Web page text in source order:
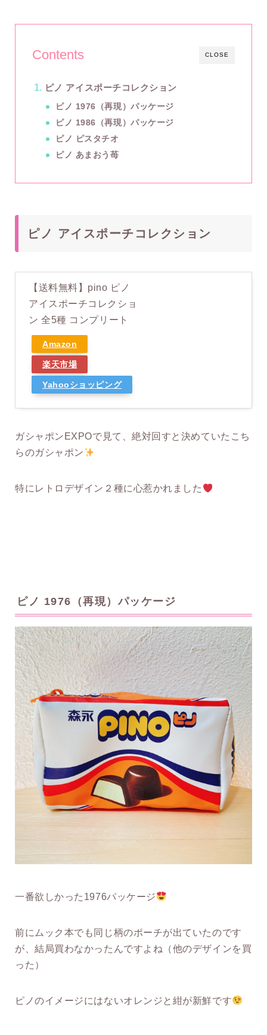
CLOSE
Contents
ピノ アイスポーチコレクション
ピノ 1976（再現）パッケージ
ピノ 1986（再現）パッケージ
ピノ ピスタチオ
ピノ あまおう苺
ピノ アイスポーチコレクション
【送料無料】pino ピノ
アイスポーチコレクショ
ン 全5種 コンプリート
Amazon
楽天市場
Yahooショッピング
ガシャポンEXPOで見て、絶対回すと決めていたこち
らのガシャポン
特にレトロデザイン２種に心惹かれました
ピノ 1976（再現）パッケージ
一番欲しかった1976パッケージ
前にムック本でも同じ柄のポーチが出ていたのです
が、結局買わなかったんですよね（他のデザインを買
った）
ピノのイメージにはないオレンジと紺が新鮮です